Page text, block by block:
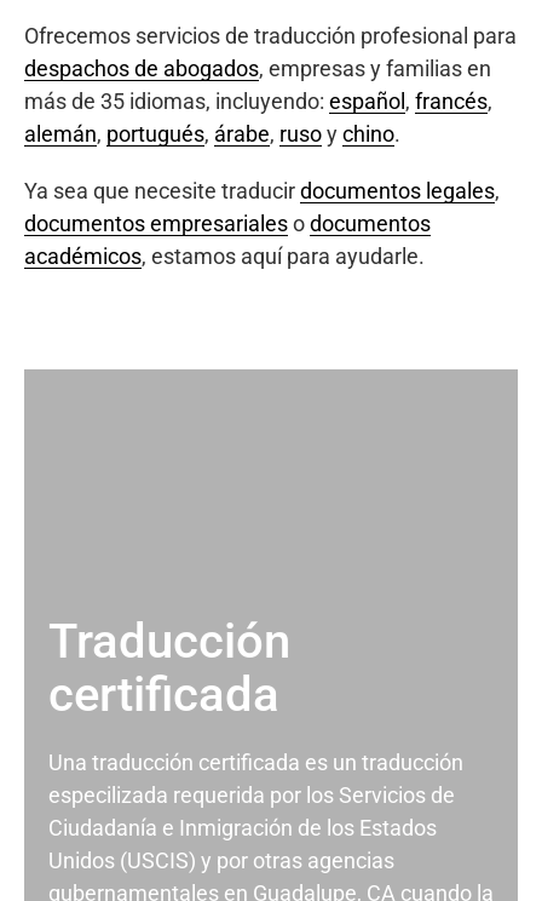
Ofrecemos servicios de traducción profesional para
despachos de abogados, empresas y familias en
más de 35 idiomas, incluyendo: español , francés,
alemán, portugués, árabe, rusoychino.
Ya sea que necesite traducirdocumentos legales,
documentos empresarialesodocumentos
académicos, estamos aquí para ayudarle.
Traducción
certificada
Una traducción certificada es un traducción
especilizada requerida por los Servicios de
Ciudadanía e Inmigración de los Estados
Unidos (USCIS) y por otras agencias
gubernamentales en Guadalupe, CA cuando la